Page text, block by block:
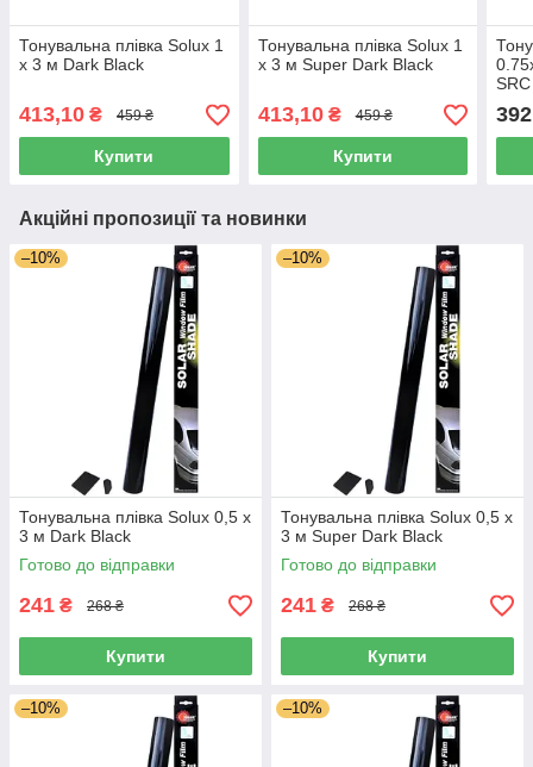
Тонувальна плівка Solux 1
х 3 м Dark Black
413,10 ₴ 459 ₴
Купити
Тонувальна плівка Solux 1
х 3 м Super Dark Black
413,10₴ 459 ₴
Купити
EL
392
Акційні пропозиції та новинки
–10%
Тонувальна плівка Solux 0,5 х
3 м Dark Black
Готово до відправки
241 ₴ 268 ₴
Купити
–10%
Тонувальна плівка Solux 0,5 х
3 м Super Dark Black
Готово до відправки
241 ₴ 268 ₴
Купити
–10% –10%